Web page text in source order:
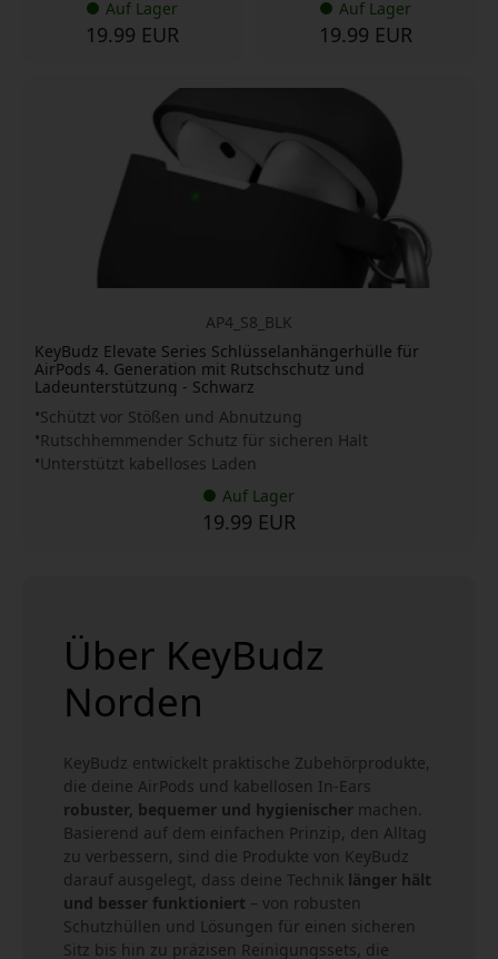
Auf Lager
19.99 EUR
Auf Lager
19.99 EUR
AP4_S8_BLK
KeyBudz Elevate Series Schlüsselanhängerhülle für
AirPods 4. Generation mit Rutschschutz und
Ladeunterstützung - Schwarz
Schützt vor Stößen und Abnutzung
Rutschhemmender Schutz für sicheren Halt
Unterstützt kabelloses Laden
Auf Lager
19.99 EUR
Über KeyBudz
Norden
KeyBudz entwickelt praktische Zubehörprodukte,
die deine AirPods und kabellosen In-Ears
robuster, bequemer und hygienischer machen.
Basierend auf dem einfachen Prinzip, den Alltag
zu verbessern, sind die Produkte von KeyBudz
darauf ausgelegt, dass deine Technik länger hält
und besser funktioniert – von robusten
Schutzhüllen und Lösungen für einen sicheren
Sitz bis hin zu präzisen Reinigungssets, die